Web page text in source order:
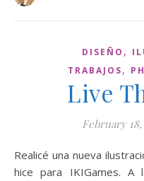
DISEÑO ,
TRABAJOS,
Live
February 18,
Realicé una nueva ilustración basada en el diseño web que
hice para IKIGames. A